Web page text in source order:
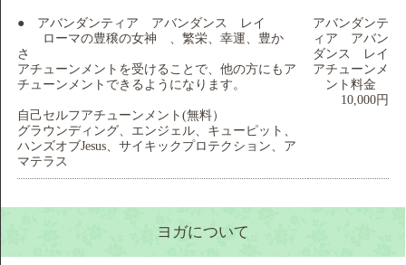
● アバンダンティア アバンダンス レイ
ローマの豊穣の女神 、繁栄、幸運、豊か
さ
アチューンメントを受けることで、他の方にもア
チューンメントできるようになります。
自己セルフアチューンメント(無料）
グラウンディング、エンジェル、キューピット、
ハンズオブJesus、サイキックプロテクション、ア
マテラス
アバンダンテ
ィア アバン
ダンス レイ
アチューンメ
ント料金
10,000円
ヨガについて